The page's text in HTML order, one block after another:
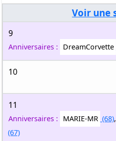
9
Anniversaires : DreamCorvette
10
11
Anniversaires : MARIE-MR (68),
(67)